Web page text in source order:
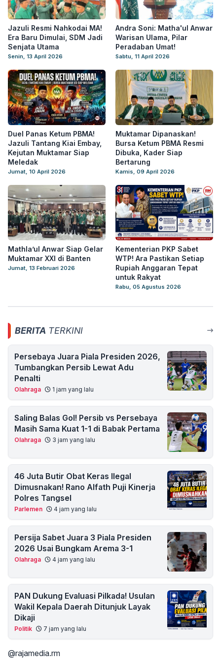
Jazuli Resmi Nahkodai MA!
Era Baru Dimulai, SDM Jadi
Senjata Utama
Senin, 13 April 2026
Andra Soni: Matha'ul Anwar
Warisan Ulama, Pilar
Peradaban Umat!
Sabtu, 11 April 2026
Duel Panas Ketum PBMA!
Jazuli Tantang Kiai Embay,
Kejutan Muktamar Siap
Meledak
Jumat, 10 April 2026
Muktamar Dipanaskan!
Bursa Ketum PBMA Resmi
Dibuka, Kader Siap
Bertarung
Kamis, 09 April 2026
Mathla’ul Anwar Siap Gelar
Muktamar XXI di Banten
Jumat, 13 Februari 2026
Kementerian PKP Sabet
WTP! Ara Pastikan Setiap
Rupiah Anggaran Tepat
untuk Rakyat
Rabu, 05 Agustus 2026
BERITA TERKINI
Persebaya Juara Piala Presiden 2026,
Tumbangkan Persib Lewat Adu
Penalti
Olahraga 1 jam yang lalu
Saling Balas Gol! Persib vs Persebaya
Masih Sama Kuat 1-1 di Babak Pertama
Olahraga 3 jam yang lalu
46 Juta Butir Obat Keras Ilegal
Dimusnakan! Rano Alfath Puji Kinerja
Polres Tangsel
Parlemen 4 jam yang lalu
Persija Sabet Juara 3 Piala Presiden
2026 Usai Bungkam Arema 3-1
Olahraga 4 jam yang lalu
PAN Dukung Evaluasi Pilkada! Usulan
Wakil Kepala Daerah Ditunjuk Layak
Dikaji
Politik 7 jam yang lalu
@rajamedia.rm